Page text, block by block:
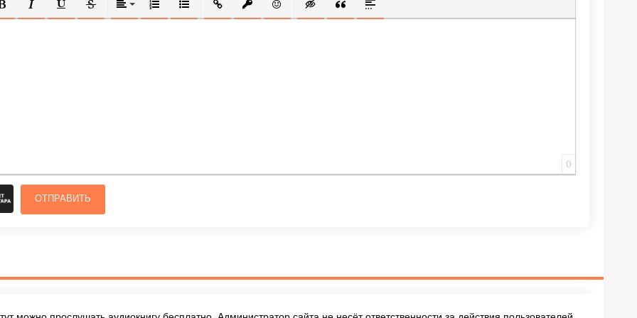
КУРСИВПОДЧЕРКНУТЫЙ
ЗАЧЕРКНУТЫЙВЫРАВНИВАНИЕ
НУМЕРОВАННЫЙ СПИСОК
МАРКИРОВАННЫЙ СПИСОК
ВСТАВИТЬ ССЫЛКУ
ВСТАВИТЬ ЗАЩИЩЕННУЮ ССЫЛКУ
ВСТАВИТЬ СМАЙЛИК
ВСТАВКА СКРЫТОГО ТЕКСТА
ВСТАВКА ЦИТАТЫ
ВСТАВКА СПОЙЛЕРА
0
ОТПРАВИТЬ